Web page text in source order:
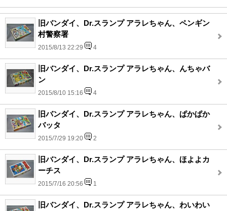
旧バンダイ、Dr.スランプ アラレちゃん、ペンギン
村警察署
2015/8/13 22:29 4
旧バンダイ、Dr.スランプ アラレちゃん、んちゃバ
ン
2015/8/10 15:16 4
旧バンダイ、Dr.スランプ アラレちゃん、ぱかぱか
バッタ
2015/7/29 19:20 2
旧バンダイ、Dr.スランプ アラレちゃん、ほよよカ
ーチス
2015/7/16 20:56 1
旧バンダイ、Dr.スランプ アラレちゃん、わいわい